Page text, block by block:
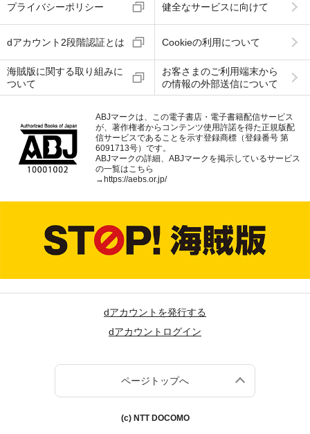
プライバシーポリシー 健全なサービスに向けて
dアカウント2段階認証とは Cookieの利用について
海賊版に関する取り組みに
ついて
お客さまのご利用端末から
の情報の外部送信について
ABJマークは、この電子書店・電子書籍配信サービス
が、著作権者からコンテンツ使用許諾を得た正規版配
信サービスであることを示す登録商標（登録番号 第
6091713号）です。
ABJマークの詳細、ABJマークを掲示しているサービス
の一覧はこちら
→ https://aebs.or.jp/
dアカウントを発行する
dアカウントログイン
ページトップへ
(c) NTT DOCOMO